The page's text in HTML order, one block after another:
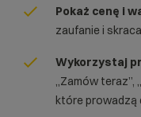
Pokaż cenę i
zaufanie i
Wykorzystaj
„Zamów teraz”,
które prowadzą